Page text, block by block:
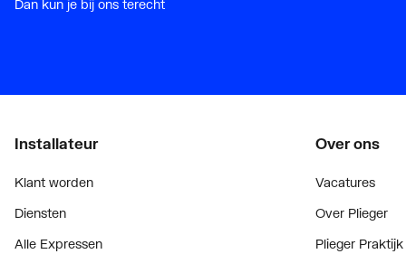
Dan kun je bij ons terecht
Installateur
Klant worden
Diensten
Alle Expressen
Over ons
Vacatures
Over Plieger
Plieger Praktijk